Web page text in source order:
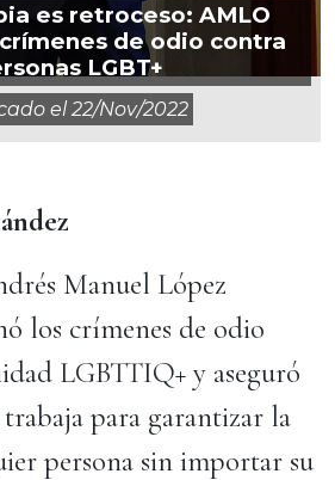
es retroceso: AMLO
de odio contra
LGBT+
el22/nov/2022
Manuel López
los crímenes de odio
LGBTTIQ+ y aseguró
para garantizar la
persona sin importar su